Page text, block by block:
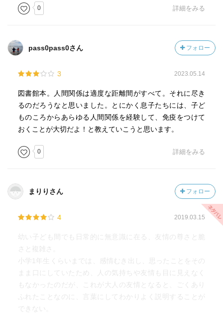
はざりしを 伊勢物語」を「‥‥聞きしにまさるこの花
道ぞ 隼雄」と読み替えて、死について白洲正子と語り
お互いの距離について、調節や操作にそれほど気をつかう
ことなく、相手と共にいる、あるいは「あの人がいる」と
ば、その他の付き合いは楽になるであろう‥‥「自立して
いる人は、適切な依存ができてそのことをよく認識してい
る人である」等々身につまされて納得できる言葉が続く。
田辺元と野上弥生子の友情を通した晩年の恋愛の話も秀逸
だ。彼らの和歌の遣り取りは一流の繊細さで展開され、感
付き合いや裏切り、贈り物とお返し、ホモの話、関係の踏
み込み等々いろいろなことを俎上にあげて思考し無駄のな
人生経験を経てこそ、しみじみと共感できる内容であり受
け止める人の考えの深さによっても印象は異るであろう。
0 詳細をみる
pass0pass0さん フォロー
3 2023.05.14
図書館本。人間関係は適度な距離間がすべて。それに尽き
るのだろうなと思いました。とにかく息子たちには、子ど
ものころからあらゆる人間関係を経験して、免疫をつけて
おくことが大切だよ！と教えていこうと思います。
0 詳細をみる
まりりさん フォロー
4 2019.03.15
幼い子ども間でも日常的に無意識に在る、友情の尊さと脆
さと複雑さ。
小学1年生くらいまでは、感情むき出し、思ったことをその
まま口にしていたため、人の気持ちや友情も目に見えなく
もなかったのだが、これが大人の友情となると、ごくあり
ふれたことなのに、言葉にしてわかりよく説明することが
できない。